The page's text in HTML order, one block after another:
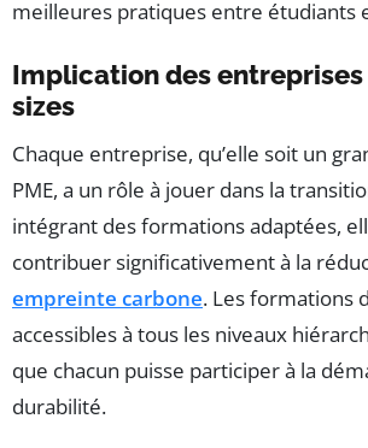
meilleures pratiques entre étudiants
Implication des
sizes
Chaque entreprise, qu’elle soit un
PME, a un rôle à jouer dans la
intégrant des formations adaptées,
contribuer significativement à la
empreinte carbone. Les formations
accessibles à tous les niveaux
que chacun puisse participer à la
durabilité.